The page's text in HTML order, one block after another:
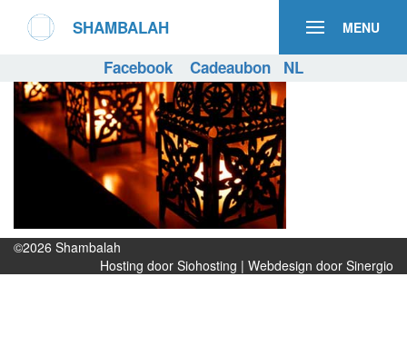
SHAMBALAH MENU
Facebook Cadeaubon NL
©2026 Shambalah
Hosting door Siohosting | Webdesign door Sinergio